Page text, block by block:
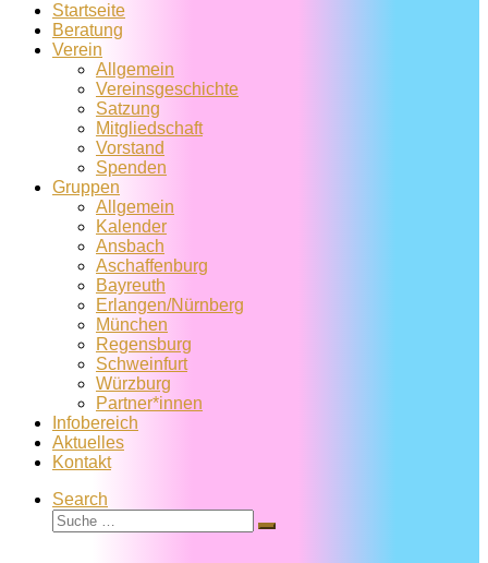
Startseite
Beratung
Verein
Allgemein
Vereins­geschichte
Satzung
Mitglied­schaft
Vorstand
Spenden
Gruppen
Allgemein
Kalender
Ansbach
Aschaffenburg
Bayreuth
Erlangen/Nürnberg
München
Regensburg
Schweinfurt
Würzburg
Partner*innen
Infobereich
Aktuelles
Kontakt
Search
Suche
Suche